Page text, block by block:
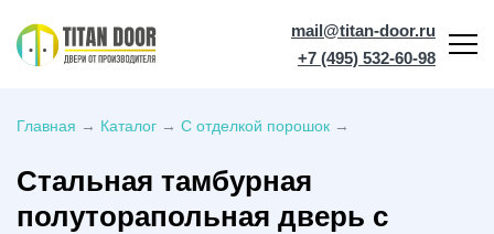
mail@titan-door.ru
+7 (495) 532-60-98
Главная → Каталог → С отделкой порошок →
Стальная тамбурная
полуторапольная дверь с